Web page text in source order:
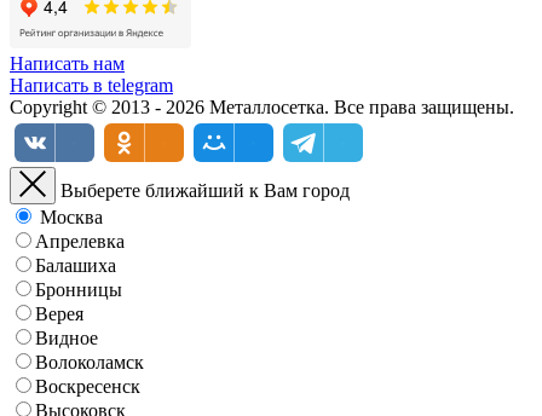
Написать нам
Написать в telegram
Copyright © 2013 - 2026 Металлосетка. Все права защищены.
Выберете ближайший к Вам город
Москва
Апрелевка
Балашиха
Бронницы
Верея
Видное
Волоколамск
Воскресенск
Высоковск